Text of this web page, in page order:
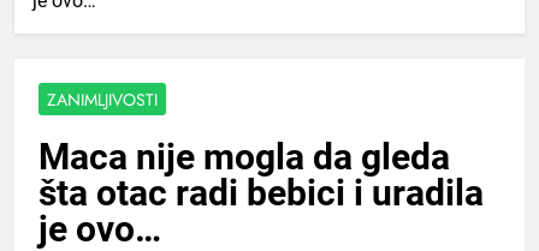
ZANIMLJIVOSTI
Maca nije mogla da gleda
šta otac radi bebici i uradila
je ovo…